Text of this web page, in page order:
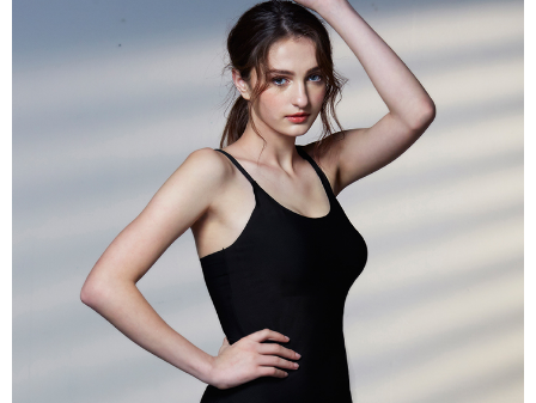
１．透過由恩沛科技股份有限公司提供之「AFTEE先享後付」服務完成之交
易，需依本服務之必要範圍內提供個人資料，並將交易相關給付款項請求債
權轉讓予恩沛科技股份有限公司。
２．關於個人資料處理事宜，請瀏覽以下網址：
https://aftee.tw/terms/#terms3
３．未成年的使用者請事先徵得法定代理人或監護人之同意方可使用
「AFTEE先享後付」，若未經同意申辦者引起之損失，本公司不負相關責
４．使用「AFTEE先享後付」時，將依據個別帳號之用戶狀況，依本公司即
時審查核予不同之上限額度；若仍有額度不足之情形，本公司將視審查結果
請求用戶進行身份認證。
５．嚴禁一人註冊多個帳號或使用他人資訊註冊。若發現惡意使用之情形，
恩沛科技股份有限公司將有權停止該用戶之使用額度並採取法律行動。
每筆NT$80，滿NT$490(含以上)免運費
每筆NT$80，滿NT$1,000(含以上)免運費